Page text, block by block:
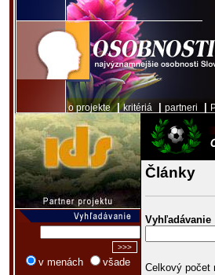
o projekte|kritériá partneri
v menách všade
Články
Vyhľadávanie
Celkový počet